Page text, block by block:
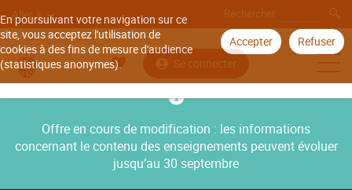
En poursuivant votre navigation sur ce
site, vous acceptez l'utilisation de
cookies à des fins de mesure d'audience
(statistiques anonymes).
Accepter Refuser
Aller à
Se connecter
Offre en cours de modification : les informations
concernant le contenu des enseignements peuvent évoluer
jusqu’au 30 septembre